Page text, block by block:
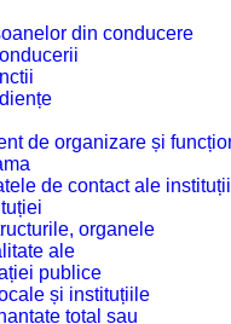
din conducere
de organizare și
de contact ale
organele
ale
publice
și instituțiile
total sau